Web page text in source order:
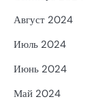
Август 2024
Июль 2024
Июнь 2024
Май 2024